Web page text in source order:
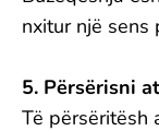
nxitur një sens
5. Përsërisni
Të përsëritësh